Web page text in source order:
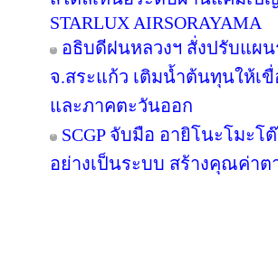
STARLUX AIRSORAYAMA
อธิบดีฝนหลวงฯ สั่งปรับแผ
จ.สระแก้ว เติมน้ำต้นทุนให้เ
และภาคตะวันออก
SCGP จับมือ อายิโนะโมะ
อย่างเป็นระบบ สร้างคุณค่า